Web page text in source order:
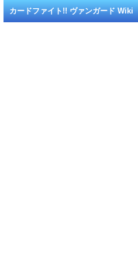
カードファイト!! ヴァンガード Wiki